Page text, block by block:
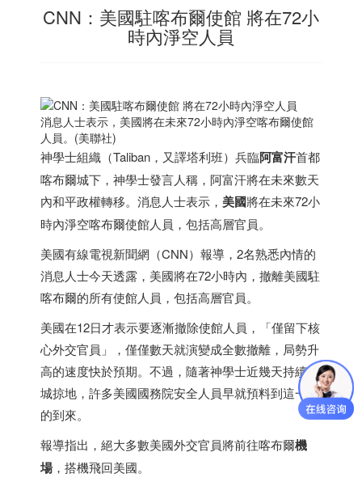
CNN：美國駐喀布爾使館 將在72小
時內淨空人員
消息人士表示，美國將在未來72小時內淨空喀布爾使館
人員。(美聯社)
神學士組織（Taliban，又譯塔利班）兵臨阿富汗首都
喀布爾城下，神學士發言人稱，阿富汗將在未來數天
內和平政權轉移。消息人士表示， 美國將在未來72小
時內淨空喀布爾使館人員，包括高層官員。
美國有線電視新聞網（CNN）報導，2名熟悉內情的
消息人士今天透露，美國將在72小時內，撤離美國駐
喀布爾的所有使館人員，包括高層官員。
美國在12日才表示要逐漸撤除使館人員，「僅留下核
心外交官員」，僅僅數天就演變成全數撤離，局勢升
高的速度快於預期。不過，隨著神學士近幾天持續攻
城掠地，許多美國國務院安全人員早就預料到這一天
的到來。
報導指出，絕大多數美國外交官員將前往喀布爾機
場，搭機飛回美國。